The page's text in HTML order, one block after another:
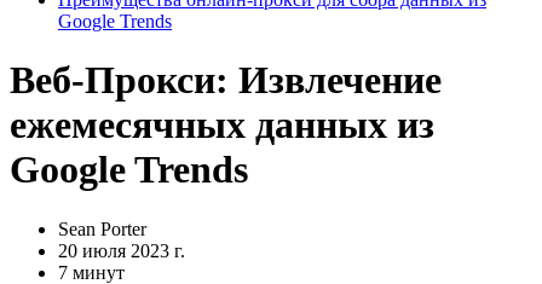
Google Trends
Веб-Прокси: Извлечение
ежемесячных данных из
Google Trends
Sean Porter
20 июля 2023 г.
7 минут